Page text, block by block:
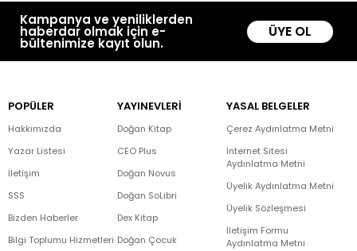
Kampanya ve yeniliklerden
haberdar olmak için e-
bültenimize kayıt olun.
ÜYE OL
POPÜLER
Hakkımızda
Yazar Listesi
İletişim
SSS
Bizden Haberler
Bilgi Toplumu Hizmetleri
YAYINEVLERİ
Doğan Kitap
CEO Plus
Doğan Novus
Doğan SoLibri
Dex Kitap
Doğan Çocuk
YASAL BELGELER
Çerez Aydınlatma Metni
İnternet Sitesi
Aydınlatma Metni
Üyelik Aydınlatma Metni
Üyelik Sözleşmesi
İletişim Formu
Aydınlatma Metni